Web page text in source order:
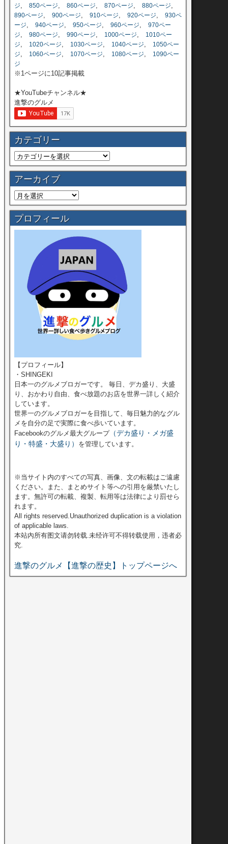
ジ, 850ページ, 860ページ, 870ページ, 880ページ,
890ページ, 900ページ, 910ページ, 920ページ, 930ペ
ージ, 940ページ, 950ページ, 960ページ, 970ペー
ジ, 980ページ, 990ページ, 1000ページ,
1010ペー
ジ, 1020ページ, 1030ページ, 1040ページ,
1050ペー
ジ, 1060ページ, 1070ページ, 1080ページ,
1090ペー
ジ
※1ページに10記事掲載
★YouTubeチャンネル★
進撃のグルメ
カテゴリー
アーカイブ
プロフィール
【プロフィール】
・SHINGEKI
日本一のグルメブロガーです。 毎日、デカ盛り、大盛
り、おかわり自由、食べ放題のお店を世界一詳しく紹介
しています。
世界一のグルメブロガーを目指して、毎日魅力的なグル
メを自分の足で実際に食べ歩いています。
Facebookのグルメ最大グループ（デカ盛り・メガ盛
り・特盛・大盛り） を管理しています。
※当サイト内のすべての写真、画像、文の転載はご遠慮
ください。また、まとめサイト等への引用を厳禁いたし
ます。無許可の転載、複製、転用等は法律により罰せら
れます。
All rights reserved.Unauthorized duplication is a violation
of applicable laws.
本站內所有图文请勿转载.未经许可不得转载使用，违者必
究.
進撃のグルメ【進撃の歴史】トップページへ